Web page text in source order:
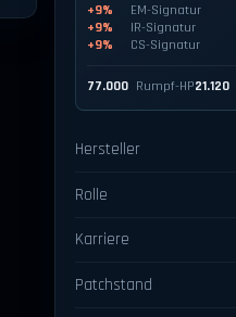
+9%
EM-Signatur
+9%
IR-Signatur
+9%
CS-Signatur
77.000 Rumpf-HP21.120
Hersteller
Rolle
Karriere
Patchstand